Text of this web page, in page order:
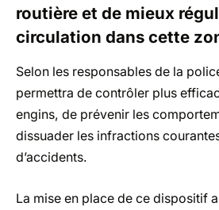
routière et de mieux
circulation dans cette
Selon les responsables de la
permettra de contrôler plus
engins, de prévenir les
dissuader les infractions
d’accidents.
La mise en place de ce dispositif